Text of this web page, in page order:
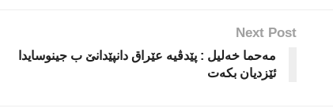
Next Post
مه‌حما خه‌لیل : پێدڤیە عێراق دانپێدانێ ب جینوسایدا
ئێزدیان بكەت